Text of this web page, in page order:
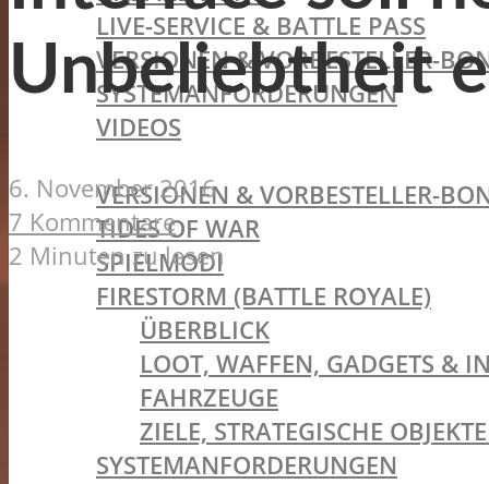
LIVE-SERVICE & BATTLE PASS
VERSIONEN & VORBESTELLER-
SYSTEMANFORDERUNGEN
VIDEOS
VERSIONEN & VORBESTELLER-
TIDES OF WAR
SPIELMODI
FIRESTORM (BATTLE ROYALE)
ÜBERBLICK
LOOT, WAFFEN, GADGETS &
FAHRZEUGE
ZIELE, STRATEGISCHE
SYSTEMANFORDERUNGEN
Unbeliebtheit
6. November 2016
7 Kommentare
2 Minuten zu lesen